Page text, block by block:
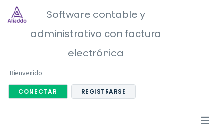
Software contable y
administrativo con factura
electrónica
Bienvenido
CONECTAR REGISTRARSE